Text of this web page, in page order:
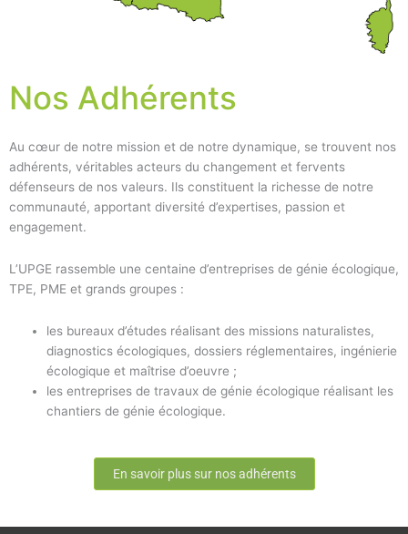
Nos Adhérents
Au cœur de notre mission et de notre dynamique, se trouvent nos
adhérents, véritables acteurs du changement et fervents
défenseurs de nos valeurs. Ils constituent la richesse de notre
communauté, apportant diversité d’expertises, passion et
engagement.
L’UPGE rassemble une centaine d’entreprises de génie écologique,
TPE, PME et grands groupes :
les bureaux d’études réalisant des missions naturalistes,
diagnostics écologiques, dossiers réglementaires, ingénierie
écologique et maîtrise d’oeuvre ;
les entreprises de travaux de génie écologique réalisant les
chantiers de génie écologique.
En savoir plus sur nos adhérents